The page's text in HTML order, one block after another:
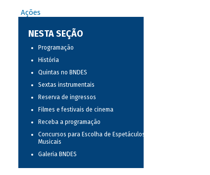
Ações
NESTA SEÇÃO
Programação
História
Quintas no BNDES
Sextas instrumentais
Reserva de ingressos
Filmes e festivais de cinema
Receba a programação
Concursos para Escolha de Espetáculos
Musicais
Galeria BNDES